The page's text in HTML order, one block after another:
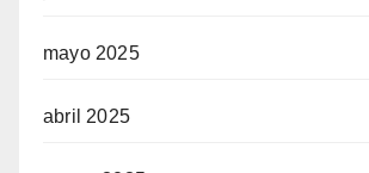
mayo 2025
abril 2025